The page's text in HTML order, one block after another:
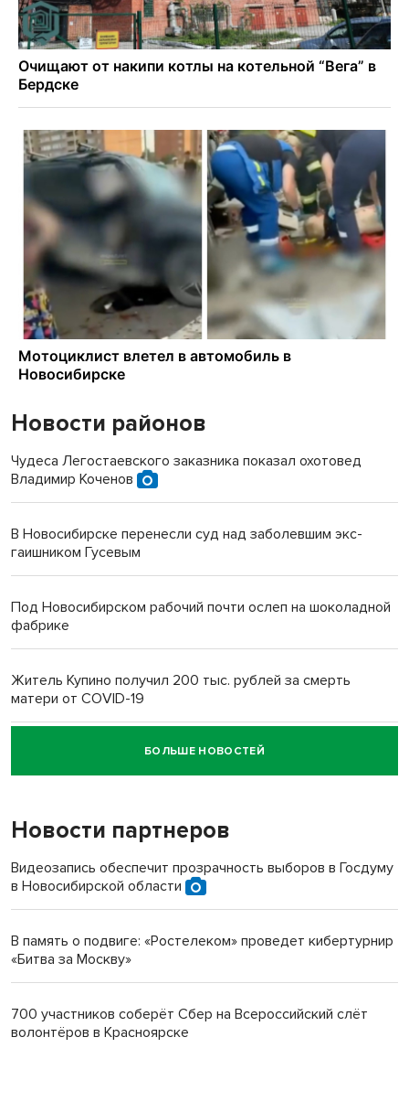
Новости районов
Чудеса Легостаевского заказника показал охотовед
Владимир Коченов
В Новосибирске перенесли суд над заболевшим экс-
гаишником Гусевым
Под Новосибирском рабочий почти ослеп на шоколадной
фабрике
Житель Купино получил 200 тыс. рублей за смерть
матери от COVID-19
Новосибирский суд наказал водителя за смерть
пенсионерки на вокзале
БОЛЬШЕ НОВОСТЕЙ
Новости партнеров
Видеозапись обеспечит прозрачность выборов в Госдуму
в Новосибирской области
В память о подвиге: «Ростелеком» проведет кибертурнир
«Битва за Москву»
700 участников соберёт Сбер на Всероссийский слёт
волонтёров в Красноярске